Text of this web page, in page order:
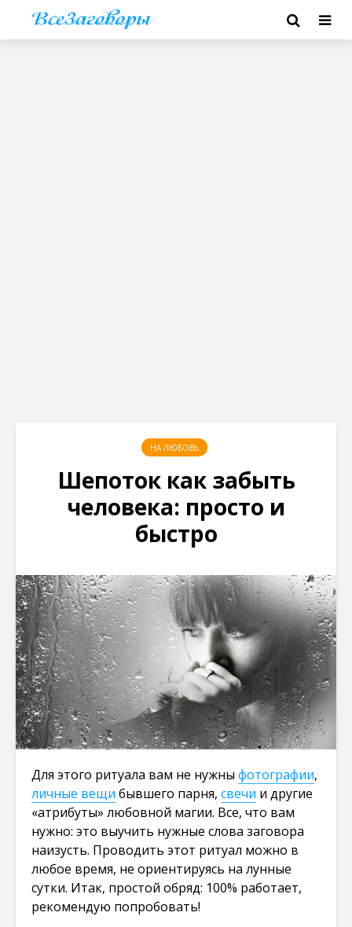
НА ЛЮБОВЬ
Шепоток как забыть
человека: просто и
быстро
Для этого ритуала вам не нужны фотографии,
личные вещи бывшего парня, свечи и другие
«атрибуты» любовной магии. Все, что вам
нужно: это выучить нужные слова заговора
наизусть. Проводить этот ритуал можно в
любое время, не ориентируясь на лунные
сутки. Итак, простой обряд: 100% работает,
рекомендую попробовать!